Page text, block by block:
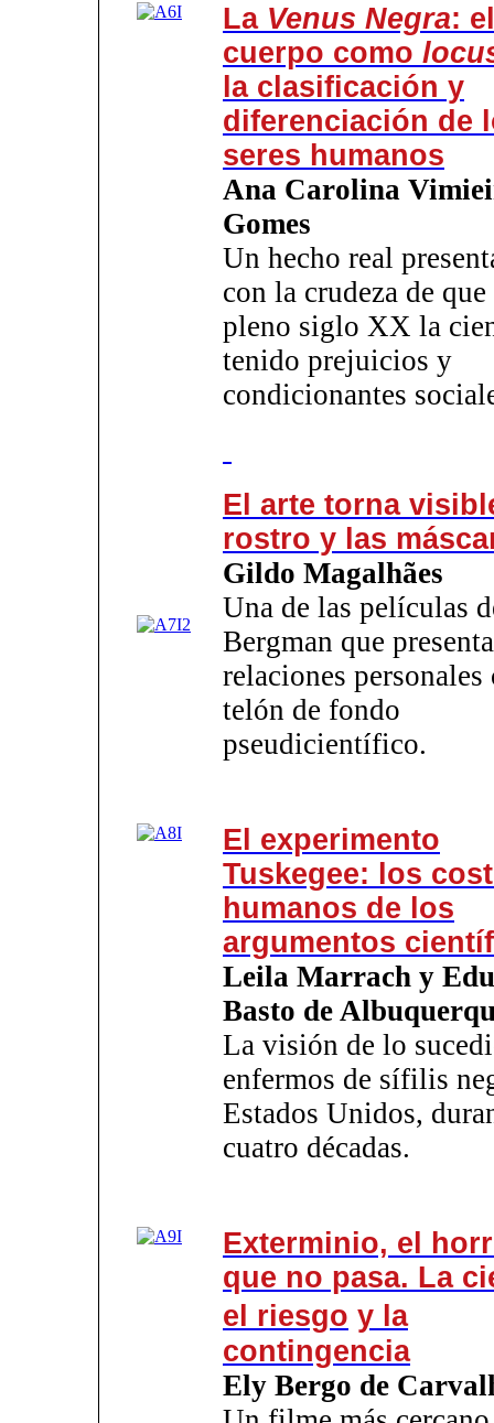
LaVenus Negra: el
cuerpo como
la clasificación y
diferenciación de
seres humanos
Ana Carolina
Gomes
Un hecho real
con la crudeza de que
pleno siglo XX la
tenido prejuicios y
condicionantes
El arte torna
rostro y las
Gildo Magalhães
Una de las películas
Bergman que
relaciones personales
telón de fondo
pseudicientífico.
El experimento
Tuskegee: los
humanos de los
argumentos
Leila Marrach y
Basto de
La visión de lo
enfermos de sífilis
Estados Unidos,
cuatro décadas.
Exterminio, el
que no pasa. La
el riesgo y la
contingencia
Ely Bergo de